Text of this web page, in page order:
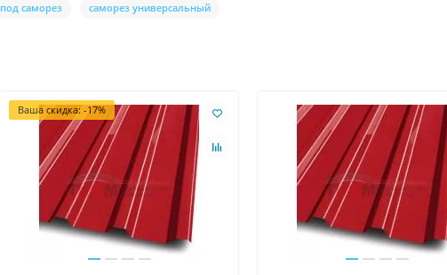
под саморез саморез универсальный
Ваша скидка: -17%